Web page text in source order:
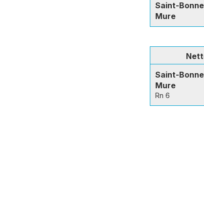
Saint-
Mure
Saint-
Mure
Rn 6